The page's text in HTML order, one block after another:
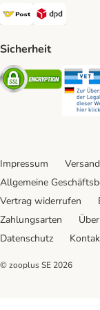
Sicherheit
Security
Impressum
Allgemeine
Vertrag widerrufen
Zahlungsarten
Datenschutz
© zooplus SE 2026